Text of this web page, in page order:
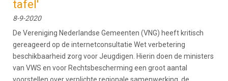
tafel'
8-9-2020
De Vereniging Nederlandse Gemeenten (VNG) heeft kritisch
gereageerd op de internetconsultatie Wet verbetering
beschikbaarheid zorg voor Jeugdigen. Hierin doen de ministers
van VWS en voor Rechtsbescherming een groot aantal